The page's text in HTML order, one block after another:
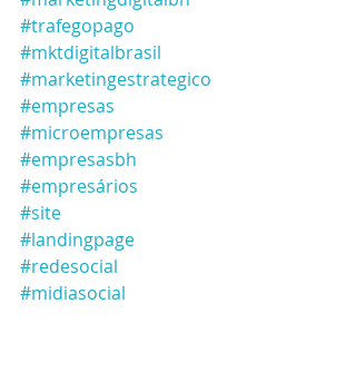
#trafegopago
#mktdigitalbrasil
#marketingestrategico
#empresas
#microempresas
#empresasbh
#empresários
#site
#landingpage
#redesocial
#midiasocial